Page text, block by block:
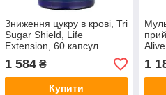
Зниження цукру в крові, Tri
Sugar Shield, Life
Extension, 60 капсул
1 584₴
Купити
60
1